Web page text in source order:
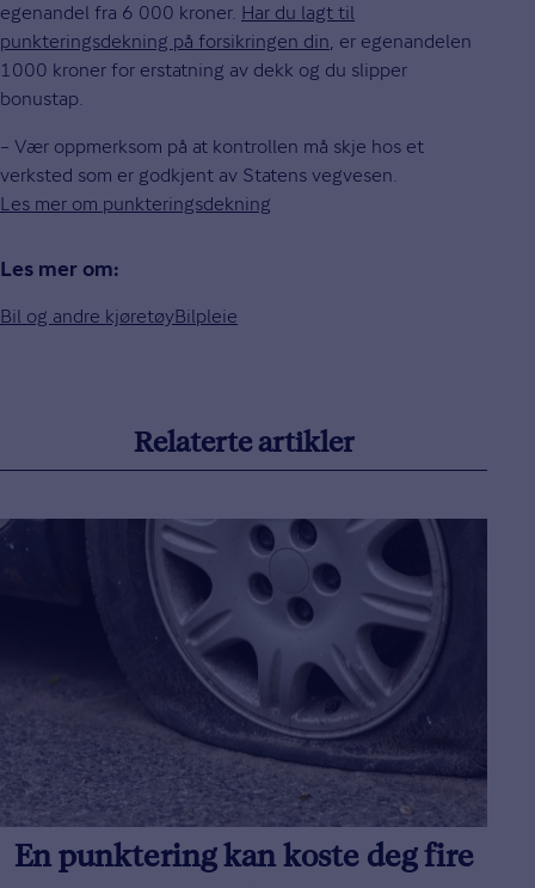
egenandel fra 6 000 kroner. Har du lagt til
punkteringsdekning på forsikringen din, er egenandelen
1000 kroner for erstatning av dekk og du slipper
bonustap.
– Vær oppmerksom på at kontrollen må skje hos et
verksted som er godkjent av Statens vegvesen.
Les mer om punkteringsdekning
Les mer om:
Bil og andre kjøretøyBilpleie
Relaterte artikler
En punktering kan koste deg fire